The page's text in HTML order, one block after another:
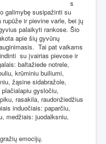
s
galimybę susipažinti su
ir pievine varle, bei jų
palaikyti rankose. Šio
apie šių gyvūnų
Tai pat vaikams
su įvairias pievose ir
baltažiede notrele,
krūminiu builiumi,
žąsine sidabražole,
gysločiu,
rasakila, raudonžiedžius
induočiais: paparčiu,
medžiais: juodalksniu,
emocijų.